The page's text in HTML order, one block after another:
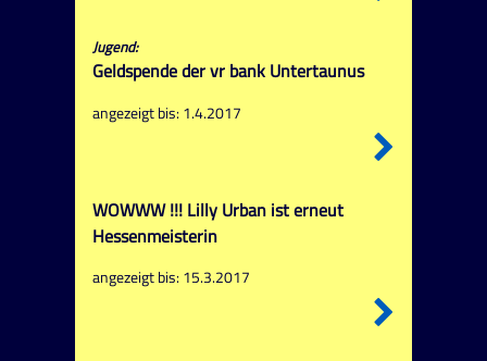
Jugend:
Geldspende der vr bank Untertaunus
angezeigt bis: 1.4.2017
WOWWW !!! Lilly Urban ist erneut
Hessenmeisterin
angezeigt bis: 15.3.2017